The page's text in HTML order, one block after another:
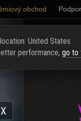
obchod
X
United States
performance, go to